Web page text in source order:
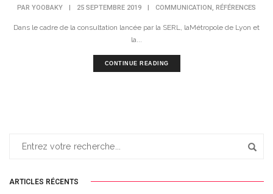
PAR YOOBAKY 25 SEPTEMBRE 2019 COMMUNICATION, RÉFÉRENCES
Dans le cadre de la consultation lancée par la SERL, laMétropole de Lyon et
la...
CONTINUE READING
ARTICLES RÉCENTS